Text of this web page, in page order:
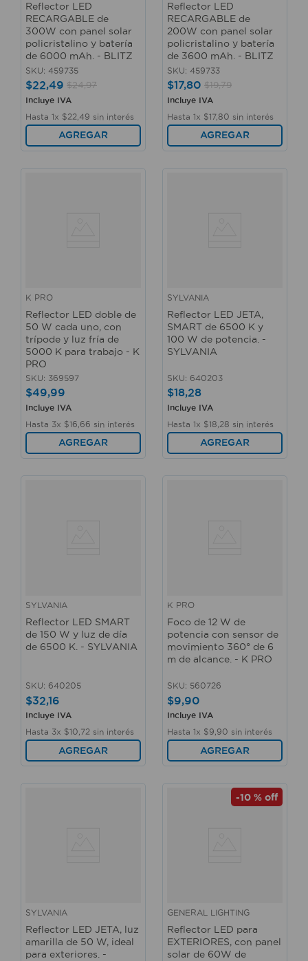
Reflector LED
RECARGABLE de
300W con panel solar
policristalino y batería
de 6000 mAh. - BLITZ
SKU: 459735
$22,49 $24,97
Incluye IVA
Hasta 1x $22 49 sin interés
AGREGAR
Reflector LED
RECARGABLE de
200W con panel solar
policristalino y batería
de 3600 mAh. - BLITZ
SKU: 459733
$17,80 $19,79
Incluye IVA
Hasta 1x $17,80 sin interés
AGREGAR
K PRO
Reflector LED doble de
50 W cada uno, con
trípode y luz fría de
5000 K para trabajo - K
PRO
SKU: 369597
$49,99
Incluye IVA
Hasta 3x $16 66 sin interés
AGREGAR
SYLVANIA
Reflector LED JETA,
SMART de 6500 K y
100 W de potencia. -
SYLVANIA
SKU: 640203
$18,28
Incluye IVA
Hasta 1x $18 28 sin interés
AGREGAR
SYLVANIA
Reflector LED SMART
de 150 W y luz de día
de 6500 K. - SYLVANIA
SKU: 640205
$32,16
Incluye IVA
Hasta 3x $10 72 sin interés
AGREGAR
K PRO
Foco de 12 W de
potencia con sensor de
movimiento 360° de 6
m de alcance. - K PRO
SKU: 560726
$9,90
Incluye IVA
Hasta 1x $9 90 sin interés
AGREGAR
SYLVANIA
Reflector LED JETA, luz
amarilla de 50 W, ideal
para exteriores. -
-10 % off
GENERAL LIGHTING
Reflector LED para
EXTERIORES, con panel
solar de 60W de